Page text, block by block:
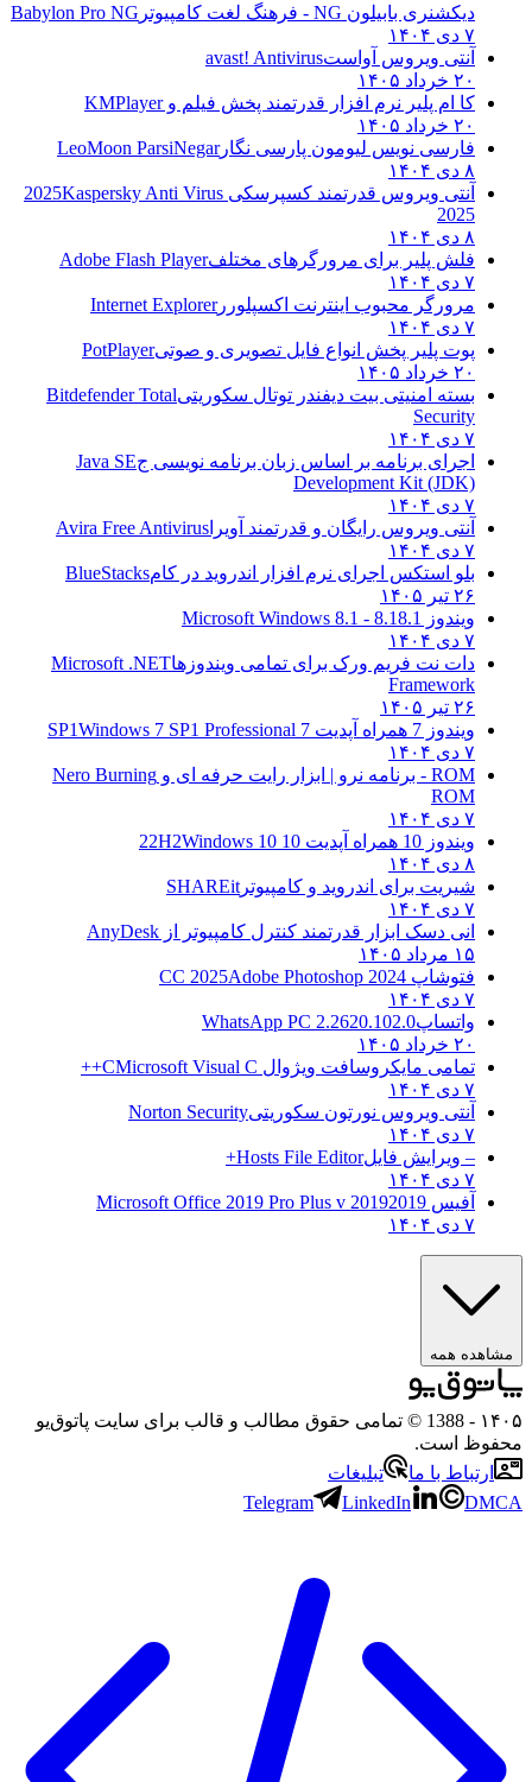
دیکشنری بابیلون NG - فرهنگ لغت کامپیوتر
Babylon Pro NG
۷ دی ۱۴۰۴
آنتی ویروس آواستavast! Antivirus
۲۰ خرداد ۱۴۰۵
کا ام پلیر نرم افزار قدرتمند پخش فیلم وKMPlayer
۲۰ خرداد ۱۴۰۵
فارسی نویس لیومون پارسی نگارLeoMoon ParsiNegar
۸ دی ۱۴۰۴
آنتی ویروس قدرتمند کسپرسکی 2025 Kaspersky Anti Virus
2025
۸ دی ۱۴۰۴
فلش پلیر برای مرورگرهای مختلفAdobe Flash Player
۷ دی ۱۴۰۴
مرورگر محبوب اینترنت اکسپلوررInternet Explorer
۷ دی ۱۴۰۴
پوت پلیر پخش انواع فایل تصویری و صوتیPotPlayer
۲۰ خرداد ۱۴۰۵
بسته امنیتی بیت دیفندر توتال سکوریتیBitdefender Total
Security
۷ دی ۱۴۰۴
اجرای برنامه بر اساس زبان برنامه نویسی جJava SE
Development Kit (JDK)
۷ دی ۱۴۰۴
آنتی ویروس رایگان و قدرتمند آویرا Avira Free Antivirus
۷ دی ۱۴۰۴
بلو استکس اجرای نرم افزار اندروید در کامBlueStacks
۲۶ تیر ۱۴۰۵
ویندوز 8.1
8.1 - Microsoft Windows 8.1
۷ دی ۱۴۰۴
دات نت فریم ورک برای تمامی ویندوزهاMicrosoft .NET
Framework
۲۶ تیر ۱۴۰۵
ویندوز 7 همراه آپدیت 7 SP1
Windows 7 SP1 Professional
۷ دی ۱۴۰۴
ROM - برنامه نرو | ابزار رایت حرفه ای و
Nero Burning
ROM
۷ دی ۱۴۰۴
ویندوز 10 همراه آپدیت 10 22H2
Windows 10
۸ دی ۱۴۰۴
شیریت برای اندروید و کامپیوتر SHAREit
۷ دی ۱۴۰۴
انی دسک ابزار قدرتمند کنترل کامپیوتر از AnyDesk
۱۵ مرداد ۱۴۰۵
فتوشاپ CC 2025 Adobe Photoshop 2024
۷ دی ۱۴۰۴
واتساپWhatsApp PC 2.2620.102.0
۲۰ خرداد ۱۴۰۵
تمامی مایکروسافت ویژوال C Microsoft Visual C++
۷ دی ۱۴۰۴
آنتی ویروس نورتون سکوریتیNorton Security
۷ دی ۱۴۰۴
– ویرایش فایلHosts File Editor+
۷ دی ۱۴۰۴
آفیس 2019 2019 Microsoft Office 2019 Pro Plus v
۷ دی ۱۴۰۴
مشاهده همه
۱۴۰۵
- 1388 © تمامی حقوق مطالب و قالب برای سایت پاتوق‌یو
محفوظ است.
ارتباط با ما
تبلیغات
Telegram
LinkedIn DMCA